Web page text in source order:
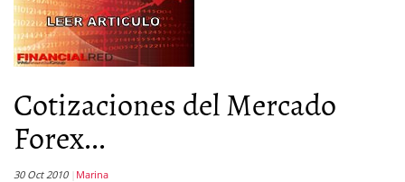
Cotizaciones del Mercado
Forex...
30 Oct 2010 Marina